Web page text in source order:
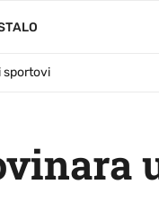
sportovi